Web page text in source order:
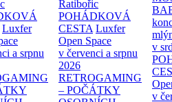
Luxfer
a srpnu
Ratibořic
POHÁDKOVÁ
CESTA Luxfer
Open Space
v červenci a srpnu
2026
RETROGAMING
– POČÁTKY
v
v